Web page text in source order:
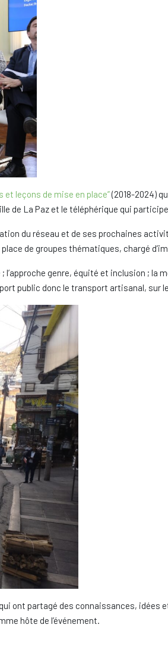
leçons de mise en place”(2018-2024)
de La Paz et le téléphérique qui
du réseau et de ses prochaines
de groupes thématiques, chargé
genre, équité et inclusion ;
public donc le transport artisanal, sur
ont partagé des connaissances, idées
hôte de l’événement.